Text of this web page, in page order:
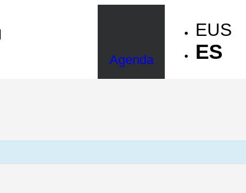
Agenda
EUS
ES